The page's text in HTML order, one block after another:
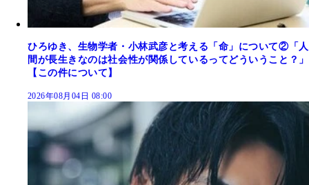
ひろゆき、生物学者・小林武彦と考える「命」について②「人
間が長生きなのは社会性が関係しているってどういうこと？」
【この件について】
2026年08月04日 08:00